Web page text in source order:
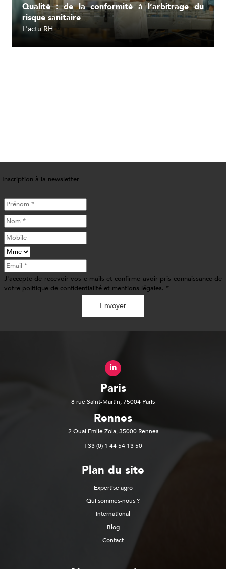
Lire l'article
L'actu RH
Qualité : de la conformité à l’arbitrage du
risque sanitaire
Inscription à la newsletter
J'accepte de recevoir vos e-mails et confirme avoir pris connaissance de
votre politique de confidentialité et mentions légales. *
Envoyer
Paris
8 rue Saint-Martin, 75004 Paris
Rennes
2 Quai Emile Zola, 35000 Rennes
+33 (0) 1 44 54 13 50
Plan du site
Expertise agro
Qui sommes-nous ?
International
Blog
Contact